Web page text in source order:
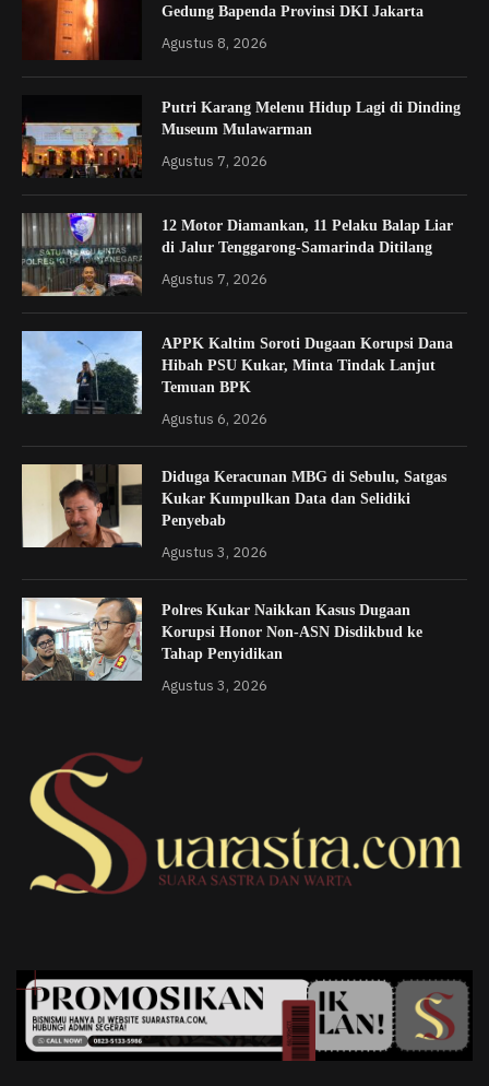
Gedung Bapenda Provinsi DKI Jakarta
Agustus 8, 2026
Putri Karang Melenu Hidup Lagi di Dinding
Museum Mulawarman
Agustus 7, 2026
12 Motor Diamankan, 11 Pelaku Balap Liar
di Jalur Tenggarong-Samarinda Ditilang
Agustus 7, 2026
APPK Kaltim Soroti Dugaan Korupsi Dana
Hibah PSU Kukar, Minta Tindak Lanjut
Temuan BPK
Agustus 6, 2026
Diduga Keracunan MBG di Sebulu, Satgas
Kukar Kumpulkan Data dan Selidiki
Penyebab
Agustus 3, 2026
Polres Kukar Naikkan Kasus Dugaan
Korupsi Honor Non-ASN Disdikbud ke
Tahap Penyidikan
Agustus 3, 2026